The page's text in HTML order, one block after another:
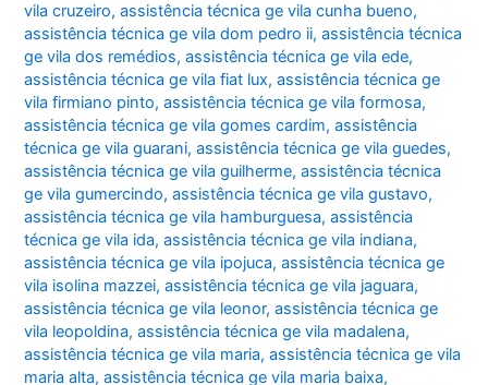
vila cruzeiro,assistência técnica ge vila cunha bueno,
assistência técnica ge vila dom pedro ii,assistência técnica
ge vila dos remédios,assistência técnica ge vila ede,
assistência técnica ge vila fiat lux,assistência técnica ge
vila firmiano pinto,assistência técnica ge vila formosa,
assistência técnica ge vila gomes cardim,assistência
técnica ge vila guarani,assistência técnica ge vila guedes,
assistência técnica ge vila guilherme,assistência técnica
ge vila gumercindo,assistência técnica ge vila gustavo,
assistência técnica ge vila hamburguesa,assistência
técnica ge vila ida,assistência técnica ge vila indiana,
assistência técnica ge vila ipojuca,assistência técnica ge
vila isolina mazzei,assistência técnica ge vila jaguara,
assistência técnica ge vila leonor,assistência técnica ge
vila leopoldina,assistência técnica ge vila madalena,
assistência técnica ge vila maria,assistência técnica ge vila
maria alta,assistência técnica ge vila maria baixa,